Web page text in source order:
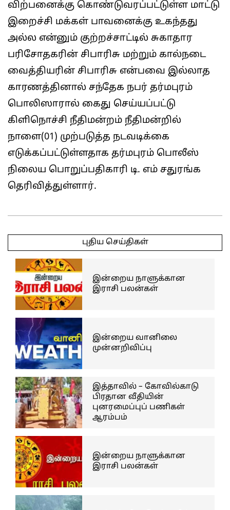
விற்பனைக்கு கொண்டுவரப்பட்டுள்ள மாட்டு
இறைச்சி மக்கள் பாவனைக்கு உகந்தது
அல்ல என்னும் குற்றச்சாட்டில் சுகாதார
பரிசோதகரின் சிபாரிசு மற்றும் கால்நடை
வைத்தியரின் சிபாரிசு என்பவை இல்லாத
காரணத்தினால் சந்தேக நபர் தர்மபுரம்
பொலிஸாரால் கைது செய்யப்பட்டு
கிளிநொச்சி நீதிமன்றம் நீதிமன்றில்
நாளை(01) முற்படுத்த நடவடிக்கை
எடுக்கப்பட்டுள்ளதாக தர்மபுரம் பொலீஸ்
நிலைய பொறுப்பதிகாரி டி. எம் சதுரங்க
தெரிவித்துள்ளார்.
04-
புதிய செய்திகள்
இன்றைய நாளுக்கான
இராசி பலன்கள்
இன்றைய வானிலை
முன்னறிவிப்பு
இத்தாவில் – கோவில்காடு
பிரதான வீதியின்
புனரமைப்புப் பணிகள்
ஆரம்பம்
இன்றைய நாளுக்கான
இராசி பலன்கள்